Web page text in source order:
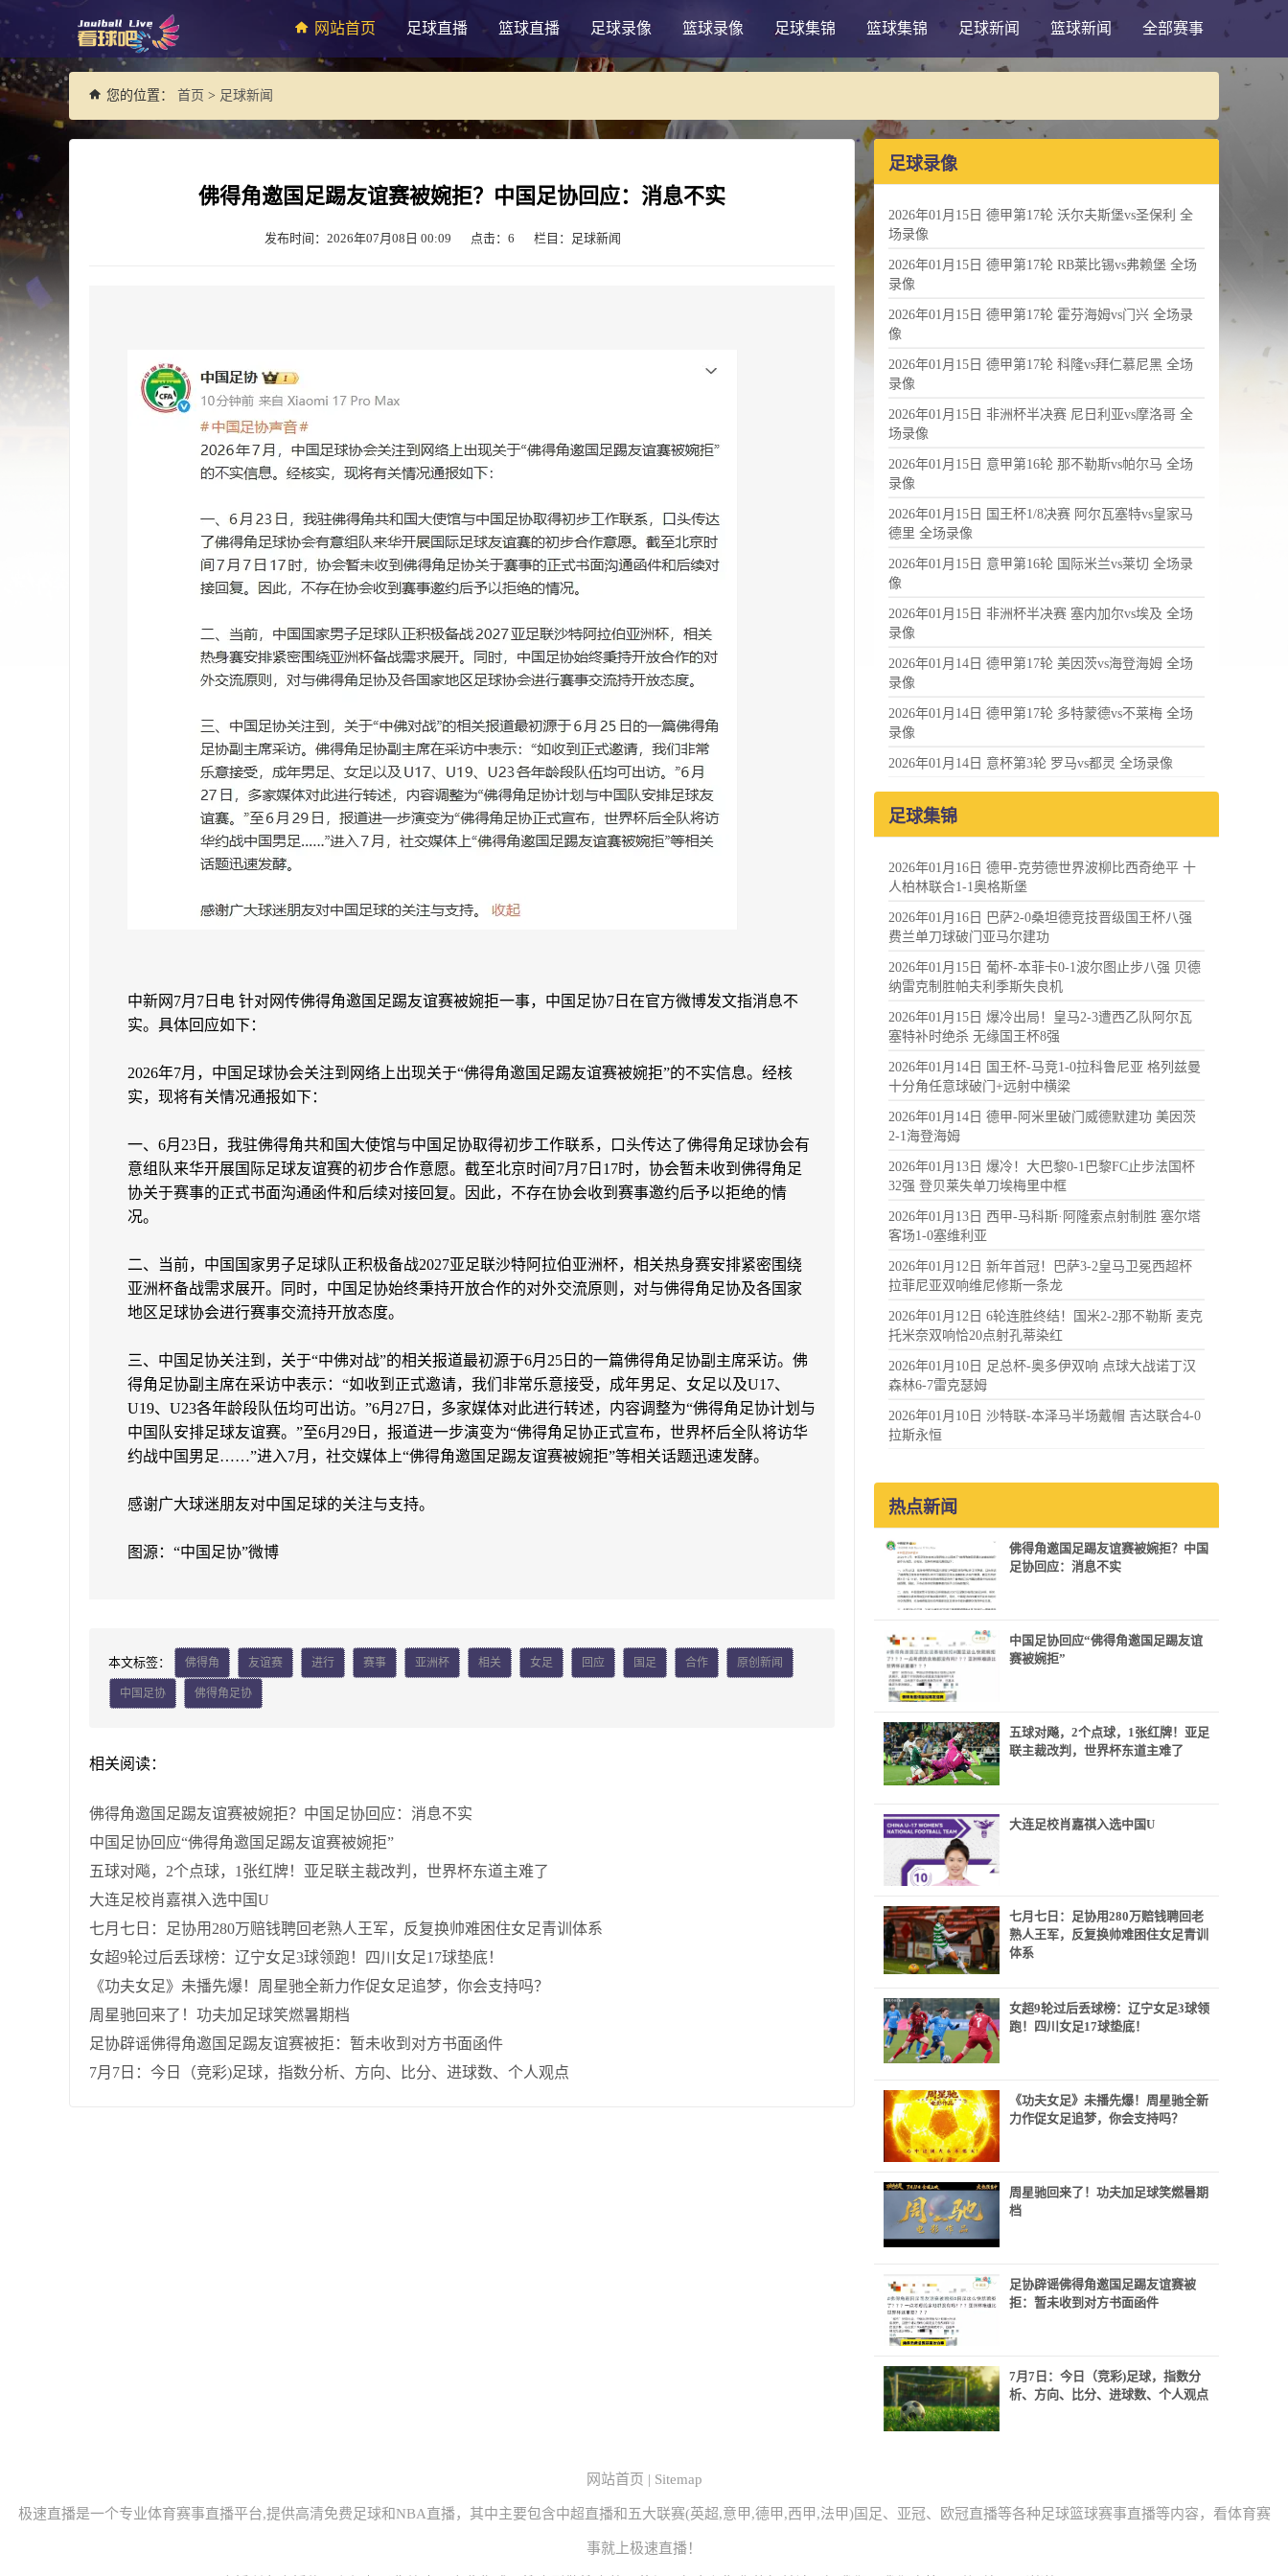
网站首页 足球直播 篮球直播 足球录像 篮球录像 足球集锦 篮球集锦 足球新闻 篮球新闻 全部赛事
您的位置： 首页 > 足球新闻
佛得角邀国足踢友谊赛被婉拒？中国足协回应：消息不实
发布时间：2026年07月08日 00:09 点击： 6 栏目：足球新闻
中新网7月7日电 针对网传佛得角邀国足踢友谊赛被婉拒一事，中国足协7日在官方微博发文指消息不
实。具体回应如下：
2026年7月，中国足球协会关注到网络上出现关于“佛得角邀国足踢友谊赛被婉拒”的不实信息。经核
实，现将有关情况通报如下：
一、6月23日，我驻佛得角共和国大使馆与中国足协取得初步工作联系，口头传达了佛得角足球协会有
意组队来华开展国际足球友谊赛的初步合作意愿。截至北京时间7月7日17时，协会暂未收到佛得角足
协关于赛事的正式书面沟通函件和后续对接回复。因此，不存在协会收到赛事邀约后予以拒绝的情
况。
二、当前，中国国家男子足球队正积极备战2027亚足联沙特阿拉伯亚洲杯，相关热身赛安排紧密围绕
亚洲杯备战需求展开。同时，中国足协始终秉持开放合作的对外交流原则，对与佛得角足协及各国家
地区足球协会进行赛事交流持开放态度。
三、中国足协关注到，关于“中佛对战”的相关报道最初源于6月25日的一篇佛得角足协副主席采访。佛
得角足协副主席在采访中表示：“如收到正式邀请，我们非常乐意接受，成年男足、女足以及U17、
U19、U23各年龄段队伍均可出访。”6月27日，多家媒体对此进行转述，内容调整为“佛得角足协计划与
中国队安排足球友谊赛。”至6月29日，报道进一步演变为“佛得角足协正式宣布，世界杯后全队将访华
约战中国男足……”进入7月，社交媒体上“佛得角邀国足踢友谊赛被婉拒”等相关话题迅速发酵。
感谢广大球迷朋友对中国足球的关注与支持。
图源：“中国足协”微博
本文标签： 佛得角 友谊赛 进行 赛事 亚洲杯 相关 女足 回应 国足 合作 原创新闻
中国足协 佛得角足协
相关阅读：
佛得角邀国足踢友谊赛被婉拒？中国足协回应：消息不实
中国足协回应“佛得角邀国足踢友谊赛被婉拒”
五球对飚，2个点球，1张红牌！亚足联主裁改判，世界杯东道主难了
大连足校肖嘉祺入选中国U
七月七日：足协用280万赔钱聘回老熟人王军，反复换帅难困住女足青训体系
女超9轮过后丢球榜：辽宁女足3球领跑！四川女足17球垫底！
《功夫女足》未播先爆！周星驰全新力作促女足追梦，你会支持吗？
周星驰回来了！功夫加足球笑燃暑期档
足协辟谣佛得角邀国足踢友谊赛被拒：暂未收到对方书面函件
7月7日：今日（竞彩)足球，指数分析、方向、比分、进球数、个人观点
足球录像
2026年01月15日 德甲第17轮 沃尔夫斯堡vs圣保利 全
场录像
2026年01月15日 德甲第17轮 RB莱比锡vs弗赖堡 全场
录像
2026年01月15日 德甲第17轮 霍芬海姆vs门兴 全场录
像
2026年01月15日 德甲第17轮 科隆vs拜仁慕尼黑 全场
录像
2026年01月15日 非洲杯半决赛 尼日利亚vs摩洛哥 全
场录像
2026年01月15日 意甲第16轮 那不勒斯vs帕尔马 全场
录像
2026年01月15日 国王杯1/8决赛 阿尔瓦塞特vs皇家马
德里 全场录像
2026年01月15日 意甲第16轮 国际米兰vs莱切 全场录
像
2026年01月15日 非洲杯半决赛 塞内加尔vs埃及 全场
录像
2026年01月14日 德甲第17轮 美因茨vs海登海姆 全场
录像
2026年01月14日 德甲第17轮 多特蒙德vs不莱梅 全场
录像
2026年01月14日 意杯第3轮 罗马vs都灵 全场录像
足球集锦
2026年01月16日 德甲-克劳德世界波柳比西奇绝平 十
人柏林联合1-1奥格斯堡
2026年01月16日 巴萨2-0桑坦德竞技晋级国王杯八强
费兰单刀球破门亚马尔建功
2026年01月15日 葡杯-本菲卡0-1波尔图止步八强 贝德
纳雷克制胜帕夫利季斯失良机
2026年01月15日 爆冷出局！皇马2-3遭西乙队阿尔瓦
塞特补时绝杀 无缘国王杯8强
2026年01月14日 国王杯-马竞1-0拉科鲁尼亚 格列兹曼
十分角任意球破门+远射中横梁
2026年01月14日 德甲-阿米里破门威德默建功 美因茨
2-1海登海姆
2026年01月13日 爆冷！大巴黎0-1巴黎FC止步法国杯
32强 登贝莱失单刀埃梅里中框
2026年01月13日 西甲-马科斯·阿隆索点射制胜 塞尔塔
客场1-0塞维利亚
2026年01月12日 新年首冠！巴萨3-2皇马卫冕西超杯
拉菲尼亚双响维尼修斯一条龙
2026年01月12日 6轮连胜终结！国米2-2那不勒斯 麦克
托米奈双响恰20点射孔蒂染红
2026年01月10日 足总杯-奥多伊双响 点球大战诺丁汉
森林6-7雷克瑟姆
2026年01月10日 沙特联-本泽马半场戴帽 吉达联合4-0
拉斯永恒
热点新闻
佛得角邀国足踢友谊赛被婉拒？中国
足协回应：消息不实
中国足协回应“佛得角邀国足踢友谊
赛被婉拒”
五球对飚，2个点球，1张红牌！亚足
联主裁改判，世界杯东道主难了
大连足校肖嘉祺入选中国U
七月七日：足协用280万赔钱聘回老
熟人王军，反复换帅难困住女足青训
体系
女超9轮过后丢球榜：辽宁女足3球领
跑！四川女足17球垫底！
《功夫女足》未播先爆！周星驰全新
力作促女足追梦，你会支持吗？
周星驰回来了！功夫加足球笑燃暑期
档
足协辟谣佛得角邀国足踢友谊赛被
拒：暂未收到对方书面函件
7月7日：今日（竞彩)足球，指数分
析、方向、比分、进球数、个人观点
网站首页 | Sitemap
极速直播是一个专业体育赛事直播平台,提供高清免费足球和NBA直播，其中主要包含中超直播和五大联赛(英超,意甲,德甲,西甲,法甲)国足、亚冠、欧冠直播等各种足球篮球赛事直播等内容，看体育赛
事就上极速直播！